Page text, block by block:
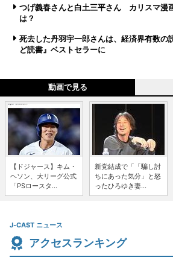
つげ義春さんと白土三平さん カリスマ漫
は？
死去した丹羽宇一郎さんは、経済界有数
ど読書』ベストセラーに
動画で見る
【ドジャース】キム・
ヘソン、大リーグ公式
「PSロースタ...
新党結成で「「騙し討
ちにあった気分」と怒
ったひろゆき妻...
J-CAST ニュース
アクセスランキング